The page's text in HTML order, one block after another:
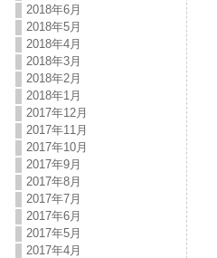
2018年6月
2018年5月
2018年4月
2018年3月
2018年2月
2018年1月
2017年12月
2017年11月
2017年10月
2017年9月
2017年8月
2017年7月
2017年6月
2017年5月
2017年4月